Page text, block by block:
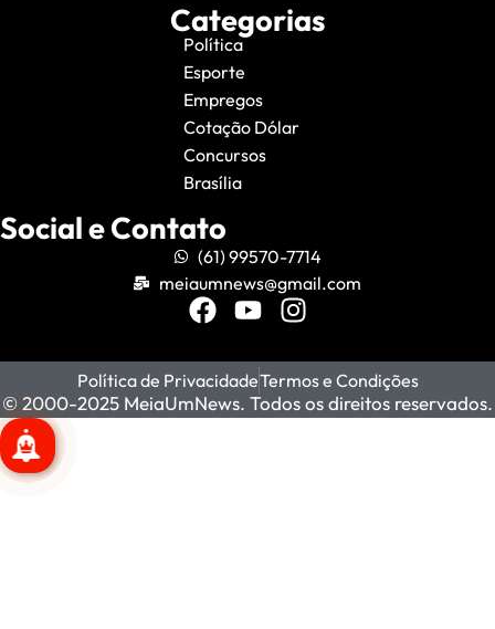
Categorias
Política
Esporte
Empregos
Cotação Dólar
Concursos
Brasília
Social e Contato
(61) 99570-7714
meiaumnews@gmail.com
Política de PrivacidadeTermos e Condições
© 2000-2025 MeiaUmNews. Todos os direitos reservados.